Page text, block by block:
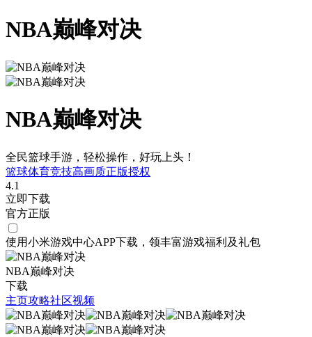
NBA巅峰对决
NBA巅峰对决
全民篮球手游，轻松操作，好玩上头！
篮球体育竞技高画质正版授权
4.1
立即下载
官方正版
使用小米游戏中心APP下载 ，领丰富游戏福利 及礼包
NBA巅峰对决
下载
主页攻略社区视频